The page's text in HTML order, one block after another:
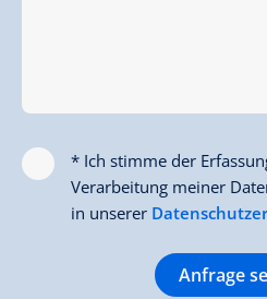
* Ich stimme der
Verarbeitung meiner
in unserer
Anfrage